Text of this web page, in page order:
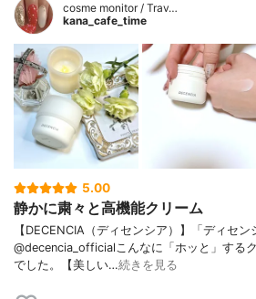
cosme monitor / Trav…
kana_cafe_time
5.00
静かに粛々と高機能クリーム
【DECENCIA（ディセンシア）】「ディセン
@decencia_officialこんなに「ホッと」する
でした。【美しい…続きを見る